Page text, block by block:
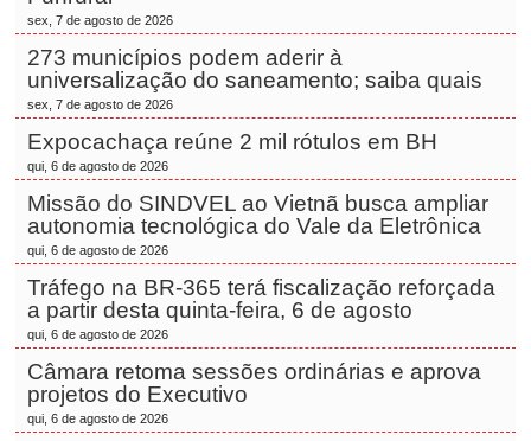
sex, 7 de agosto de 2026
273 municípios podem aderir à
universalização do saneamento; saiba quais
sex, 7 de agosto de 2026
Expocachaça reúne 2 mil rótulos em BH
qui, 6 de agosto de 2026
Missão do SINDVEL ao Vietnã busca ampliar
autonomia tecnológica do Vale da Eletrônica
qui, 6 de agosto de 2026
Tráfego na BR-365 terá fiscalização reforçada
a partir desta quinta-feira, 6 de agosto
qui, 6 de agosto de 2026
Câmara retoma sessões ordinárias e aprova
projetos do Executivo
qui, 6 de agosto de 2026